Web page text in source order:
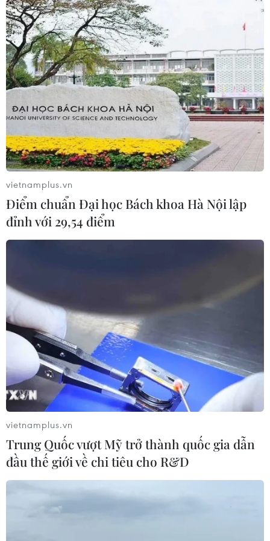
vietnamplus.vn
Điểm chuẩn Đại học Bách khoa Hà Nội lập
đỉnh với 29,54 điểm
vietnamplus.vn
Trung Quốc vượt Mỹ trở thành quốc gia dẫn
đầu thế giới về chi tiêu cho R&D